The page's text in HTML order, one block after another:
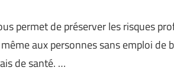
permet de préserver les risques
aux personnes sans emploi
de santé. …